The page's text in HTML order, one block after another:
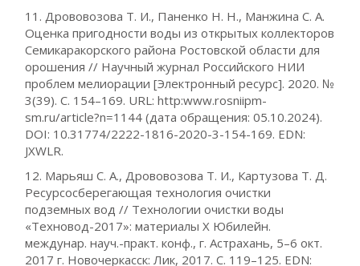
11. Дрововозова Т. И., Паненко Н. Н., Манжина С. А.
Оценка пригодности воды из открытых коллекторов
Семикаракорского района Ростовской области для
орошения // Научный журнал Российского НИИ
проблем мелиорации [Электронный ресурс]. 2020. №
3(39). С. 154–169. URL: http:www.rosniipm-
sm.ru/article?n=1144 (дата обращения: 05.10.2024).
DOI: 10.31774/2222-1816-2020-3-154-169. EDN:
JXWLR.
12. Марьяш С. А., Дрововозова Т. И., Картузова Т. Д.
Ресурсосберегающая технология очистки
подземных вод // Технологии очистки воды
«Техновод-2017»: материалы X Юбилейн.
междунар. науч.-практ. конф., г. Астрахань, 5–6 окт.
2017 г. Новочеркасск: Лик, 2017. С. 119–125. EDN: